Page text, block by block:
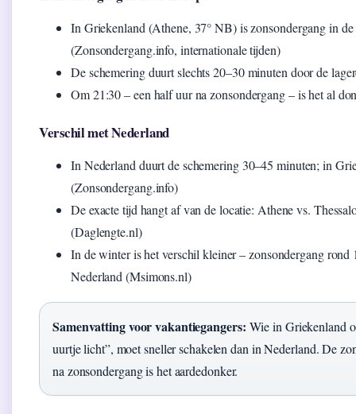
In Griekenland (Athene, 37° NB) is zonsondergang in
(Zonsondergang.info, internationale tijden)
De schemering duurt slechts 20–30 minuten door de
Om 21:30 – een half uur na zonsondergang – is het al
Verschil met Nederland
In Nederland duurt de schemering 30–45 minuten; in
(Zonsondergang.info)
De exacte tijd hangt af van de locatie: Athene vs.
(Daglengte.nl)
In de winter is het verschil kleiner – zonsondergang
Nederland (Msimons.nl)
Samenvatting voor vakantiegangers: Wie in Griekenland
uurtje licht”, moet sneller schakelen dan in Nederland. De
na zonsondergang is het aardedonker.